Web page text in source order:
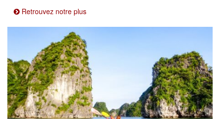
Retrouvez notre plus